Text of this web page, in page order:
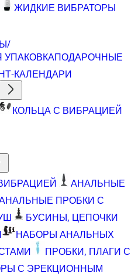
ЖИДКИЕ ВИБРАТОРЫ
ПОДАРОЧНЫЕ
КАЛЕНДАРИ
КОЛЬЦА С ВИБРАЦИЕЙ
АНАЛЬНЫЕ
ПРОБКИ С
БУСИНЫ, ЦЕПОЧКИ
НАБОРЫ АНАЛЬНЫХ
ПРОБКИ, ПЛАГИ С
С ЭРЕКЦИОННЫМ